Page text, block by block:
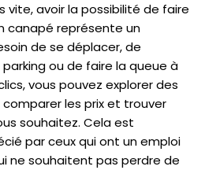
avoir la possibilité de faire
canapé représente un
de se déplacer, de
ou de faire la queue à
vous pouvez explorer des
les prix et trouver
souhaitez. Cela est
par ceux qui ont un emploi
ne souhaitent pas perdre de